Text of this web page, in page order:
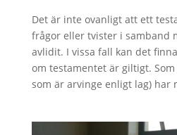
Det är inte ovanligt att ett
frågor eller tvister i samband
avlidit. I vissa fall kan det
om testamentet är giltigt.
som är arvinge enligt lag) har